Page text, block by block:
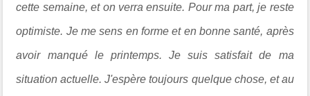
cette semaine, et on verra ensuite. Pour ma part, je reste
optimiste. Je me sens en forme et en bonne santé, après
avoir manqué le printemps. Je suis satisfait de ma
situation actuelle. J'espère toujours quelque chose, et au